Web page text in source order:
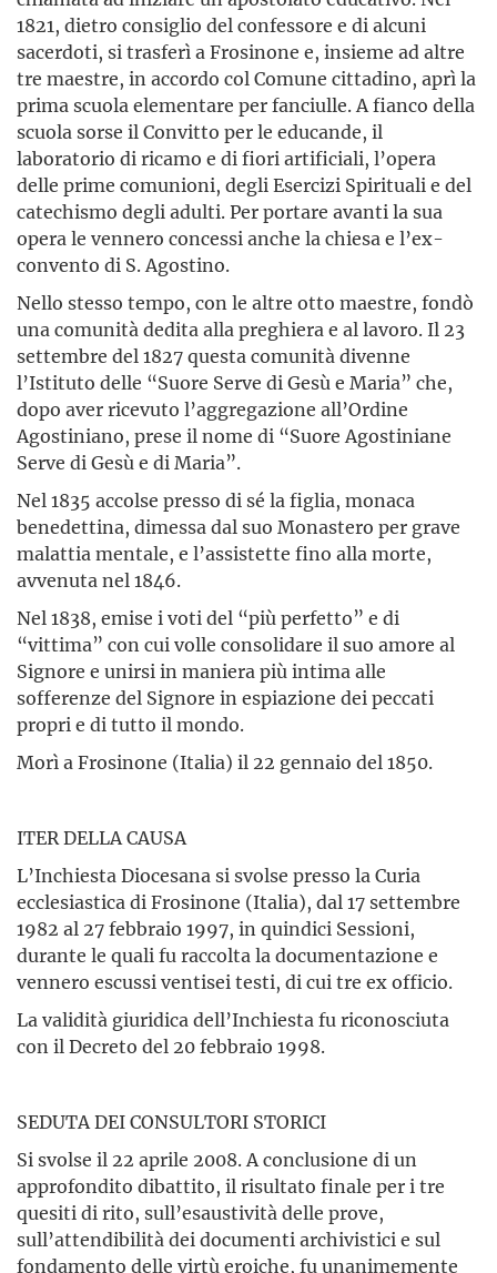
1821, dietro consiglio del confessore e di alcuni
sacerdoti, si trasferì a Frosinone e, insieme ad altre
tre maestre, in accordo col Comune cittadino, aprì la
prima scuola elementare per fanciulle. A fianco della
scuola sorse il Convitto per le educande, il
laboratorio di ricamo e di fiori artificiali, l’opera
delle prime comunioni, degli Esercizi Spirituali e del
catechismo degli adulti. Per portare avanti la sua
opera le vennero concessi anche la chiesa e l’ex-
convento di S. Agostino.
Nello stesso tempo, con le altre otto maestre, fondò
una comunità dedita alla preghiera e al lavoro. Il 23
settembre del 1827 questa comunità divenne
l’Istituto delle “Suore Serve di Gesù e Maria” che,
dopo aver ricevuto l’aggregazione all’Ordine
Agostiniano, prese il nome di “Suore Agostiniane
Serve di Gesù e di Maria”.
Nel 1835 accolse presso di sé la figlia, monaca
benedettina, dimessa dal suo Monastero per grave
malattia mentale, e l’assistette fino alla morte,
avvenuta nel 1846.
Nel 1838, emise i voti del “più perfetto” e di
“vittima” con cui volle consolidare il suo amore al
Signore e unirsi in maniera più intima alle
sofferenze del Signore in espiazione dei peccati
propri e di tutto il mondo.
Morì a Frosinone (Italia) il 22 gennaio del 1850.
ITER DELLA CAUSA
L’Inchiesta Diocesana si svolse presso la Curia
ecclesiastica di Frosinone (Italia), dal 17 settembre
1982 al 27 febbraio 1997, in quindici Sessioni,
durante le quali fu raccolta la documentazione e
vennero escussi ventisei testi, di cui tre ex officio.
La validità giuridica dell’Inchiesta fu riconosciuta
con il Decreto del 20 febbraio 1998.
SEDUTA DEI CONSULTORI STORICI
Si svolse il 22 aprile 2008. A conclusione di un
approfondito dibattito, il risultato finale per i tre
quesiti di rito, sull’esaustività delle prove,
sull’attendibilità dei documenti archivistici e sul
fondamento delle virtù eroiche, fu unanimemente